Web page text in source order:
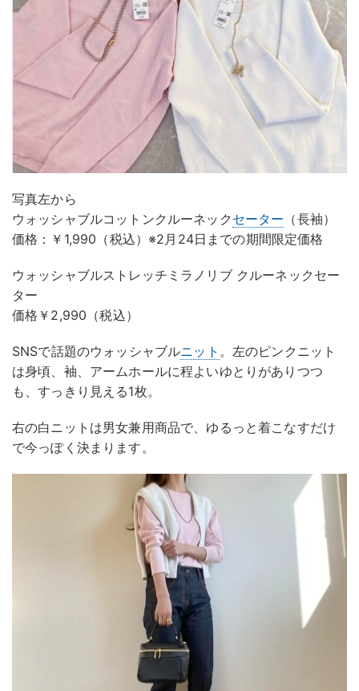
写真左から
ウォッシャブルコットンクルーネック セーター （長袖）
価格：￥1,990（税込）※2月24日までの期間限定価格
ウォッシャブルストレッチミラノリブ クルーネックセー
ター
価格￥2,990（税込）
SNSで話題のウォッシャブルニット 。左のピンクニット
は身頃、袖、アームホールに程よいゆとりがありつつ
も、すっきり見える1枚。
右の白ニットは男女兼用商品で、ゆるっと着こなすだけ
で今っぽく決まります。